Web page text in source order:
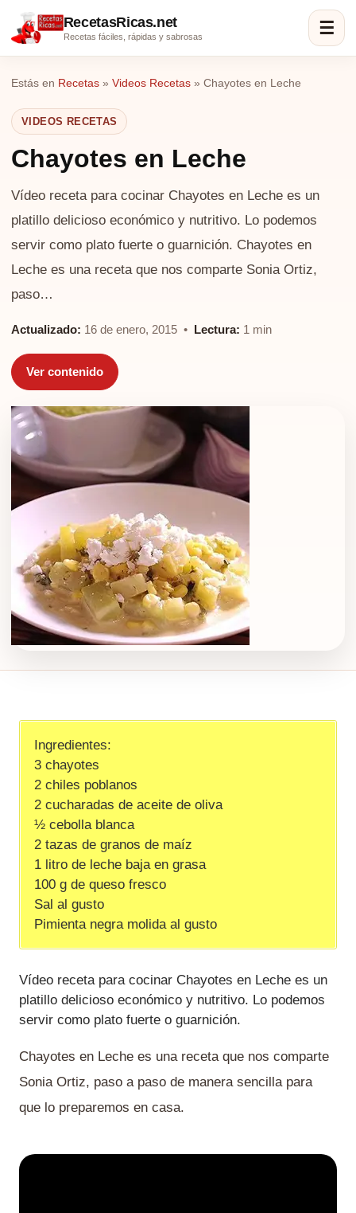
RecetasRicas.net
Recetas fáciles, rápidas y sabrosas ☰
Estás en Recetas » Videos Recetas » Chayotes en Leche
VIDEOS RECETAS
Chayotes en Leche
Vídeo receta para cocinar Chayotes en Leche es un
platillo delicioso económico y nutritivo. Lo podemos
servir como plato fuerte o guarnición. Chayotes en
Leche es una receta que nos comparte Sonia Ortiz,
paso…
Actualizado: 16 de enero, 2015 • Lectura: 1 min
Ver contenido
Ingredientes:
3 chayotes
2 chiles poblanos
2 cucharadas de aceite de oliva
½ cebolla blanca
2 tazas de granos de maíz
1 litro de leche baja en grasa
100 g de queso fresco
Sal al gusto
Pimienta negra molida al gusto
Vídeo receta para cocinar Chayotes en Leche es un
platillo delicioso económico y nutritivo. Lo podemos
servir como plato fuerte o guarnición.
Chayotes en Leche es una receta que nos comparte
Sonia Ortiz, paso a paso de manera sencilla para
que lo preparemos en casa.